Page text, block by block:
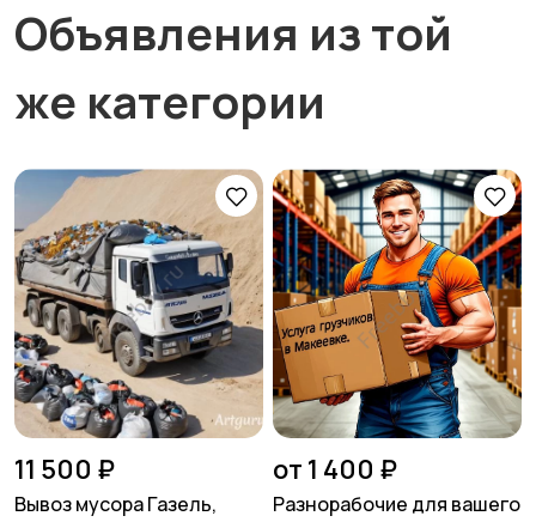
Объявления из той
же категории
11 500 ₽
Вывоз мусора Газель,
от 1 400 ₽
Разнорабочие для вашего